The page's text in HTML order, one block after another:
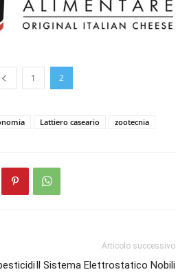
1 2
Lattiero caseario zootecnia
Articolo successivo
Il Sistema Elettrostatico Nobili